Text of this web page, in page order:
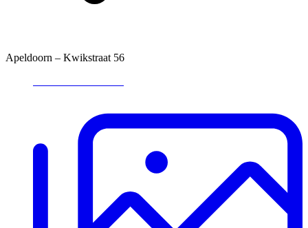
Apeldoorn – Kwikstraat 56